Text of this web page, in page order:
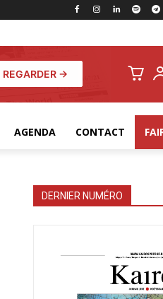
REGARDER →
AGENDA CONTACT
DERNIER NUMÉRO